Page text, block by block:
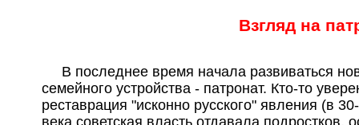
Взгляд на
В последнее время начала развиваться
семейного устройства - патронат. Кто-то
реставрация "исконно русского" явления (в
века советская власть отдавала подростков,